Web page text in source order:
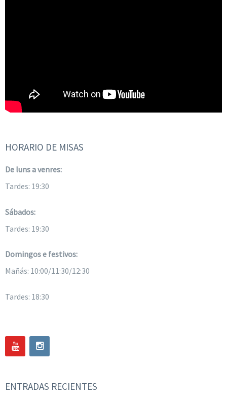
HORARIO DE MISAS
De luns a venres:
Tardes: 19:30
Sábados:
Tardes: 19:30
Domingos e festivos:
Mañás: 10:00/11:30/12:30
Tardes: 18:30
ENTRADAS RECIENTES